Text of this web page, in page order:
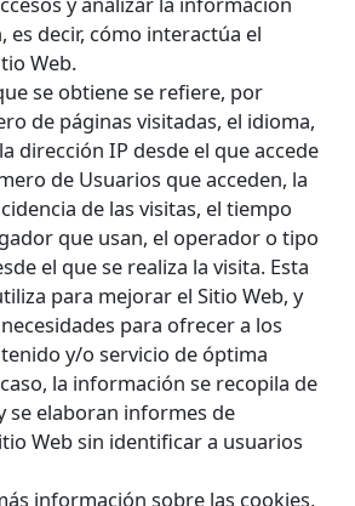
es decir, cómo interactúa el
Web.
se obtiene se refiere, por
de páginas visitadas, el idioma,
dirección IP desde el que accede
de Usuarios que acceden, la
de las visitas, el tiempo
que usan, el operador o tipo
el que se realiza la visita. Esta
para mejorar el Sitio Web, y
para ofrecer a los
y/o servicio de óptima
la información se recopila de
se elaboran informes de
Web sin identificar a usuarios
información sobre las cookies,